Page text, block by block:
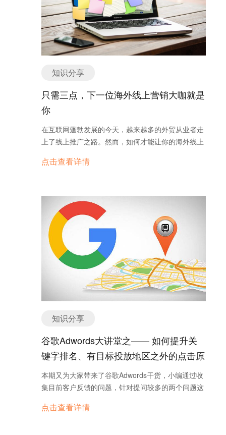
客服的在线聊天对企业进行深入了解，切实的沟通交
流之后，客户更容易建立对企业的信任感，也更愿意
把自己的私人信息告诉企业，销售在与客户的后期沟
通中也将会更加顺利。 3.加深客户与企业间的了解
客户会访问企业网站，如果客户的英语并不是很好，
通过网站介绍，客户并不能十分了解企业的产品。尤
其是对to B类的制造业企业来说，客户可能会有更复
为客户分析和解决复杂的问题，将会使客户更深入的
了解企业以及企业的产品，将大大提升客户的访问体
验。同时，对于企业来说，也多了一次向客户销售产
么许多人一直认为很骚扰人的聊天弹窗，会成为众多
外贸客服软件的标配？ 因为即使是高意向客户，也需
要企业的强化指引，才会愿意在浏览网站后与企业进
行聊天，从而对企业进行深入的了解，更何况是有些
本来意向不强的客户呢？ 据统计，增加邀请框可以将
企业对话数量提升30%以上，如果没有强化指引这一
步，很多企业花钱做营销吸引来的流量将会白白流
失。 因此，邀请框只要频次设置合理，不仅不会引起
客户反感，反而会提高客户购买意向，提升企业的流
量转化率。 5.获得更多高质量询盘 在线聊天不仅可
以让访客增加对企业的了解，对也可以让企业了解客
有效客户，较传统的利用邮件反复确认客户需求的工
作方法相比，也大大提高了销售的工作效率。让销售
率。 6.抢占接触客户的先机 当客户在访问你的网站
时，他同时一定也在浏览着至少三家竞争对手的网
站。试想，即使客户愿意在留言板给你留言，但是他
此时已经与竞争对手进行沟通，竞争对手获得了更多
国外用户的眼球，容易病毒式的“一夜爆红”呢？ 有趣
才是王道 经过对2017年Facebook全球内容转发的统
计数据得出，用户互动点赞频率最高的是视频内容，
而在对被转发最多、互动效果最好的贴文进行分析后
发现，引发用户惊叹的，搞笑的和娱乐性的内容在热
时，可根据这些国外用户的兴趣偏好，将内容更丰富
多元化的展现出来。人们都追求好玩有趣的东西，尤
其是对于年轻人来说，有趣更是硬道理。 因此，企业
在推广自己的品牌时，切入广告要恰到好处，独特新
颖，把推广核心包装得更加生动有趣，这样的好故事
才是王道，死板生硬的内容当然没有人喜欢看。 比
东西就容易被广泛传播，也有助于的广告植入和推
所启发、有所价值、有所提升，将内容的核心和精华
清晰明确地展现给用户，这才是你做内容的关键。 有
品才是前提 这里的“品”，包括品质、品位、品相。有
些内容一出来，条理清晰，图片精美，便于阅读，一
方面符合人们的想象和认知，另外也符合人们对于新
奇怪美潮乐酷的追求，当然视频推广也一样。 所以推
广内容要将美学融合到内容中，打造成爆品。品质、
品相加起来，就形成了一种品位，甚至成为一种涌现
和潮流。当然做好内容不单单是这些，还需要加入你
内容之间彼此吸引，建立情感链接，让用户能够产生
容和用户的关系像是一个层级结构，最底层的内容信
息一定是对客户最有用的，最有价值的。现在很多企
息。这些内容也都是可以让用户跟他人分享，甚至形
成谈资的。 品牌要像人一样，来创造内容，这就是所
谓的品牌人格化，我们需要用故事来做内容。说“好
知识分享
只需三点，下一位海外线上营销大咖就是
你
在互联网蓬勃发展的今天，越来越多的外贸从业者走
上了线上推广之路。然而，如何才能让你的海外线上
业总结三招注意事项，为你的海外推广保驾护航。
进行分析。根据调查显示，海外消费者的线上购物习
惯与我们国内大相径庭，他们习惯去搜索引擎、品牌
官网、甚至视频网站上直接搜索商品相关信息，而不
是访问网购类平台。以法国、美国和新加坡为例，下
图展示的是这三国的消费者购物时，在不同类型网站
搜索商品信息的比例。 由此不难看出，如果你想在搜
索阶段就截获目标客户，Google搜索及YouTube视频
广告都是不错的选择。他们可以让你的产品及时出现
在搜索或浏览商品的用户面前，把目标客户直接导入
却不一定意味着能实现高转化率。如何将流量转化成
网站上的询盘，是所有线上营销商家最关心也最费心
的问题。如果你都已经按照计划投放广告，但依然没
有达到理想转化率，那你得考虑一下，是不是因为没
有准确定位你的目标客群。 事实上，线上营销真正要
做的是准确找到目标客群，在他们面前展示推广你的
配以及高阶段定位匹配，能够最大限度覆盖全部潜在
点击查看详情
知识分享
谷歌Adwords大讲堂之—— 如何提升关
键字排名、有目标投放地区之外的点击原
因
本期又为大家带来了谷歌Adwords干货，小编通过收
集目前客户反馈的问题，针对提问较多的两个问题这
问题二：为什么我会收到目标地区以外的点击？ 一、
点击查看详情